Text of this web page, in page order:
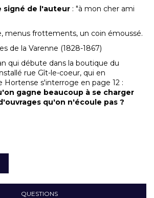
signé de l'auteur : "à mon cher ami
menus frottements, un coin émoussé.
de la Varenne (1828-1867)
qui débute dans la boutique du
rue Gît-le-coeur, qui en
Hortense s'interroge en page 12 :
gagne beaucoup à se charger
qu'on n'écoule pas ?
QUESTIONS